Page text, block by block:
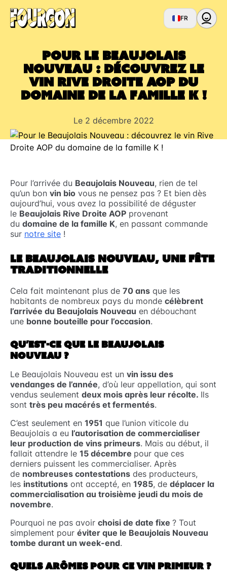
FR
Pour le Beaujolais
Nouveau : découvrez le
vin Rive Droite AOP du
domaine de la famille K !
Le 2 décembre 2022
Pour l’arrivée du Beaujolais Nouveau, rien de tel
qu’un bon vin bio vous ne pensez pas ? Et bien dès
aujourd’hui, vous avez la possibilité de déguster
le Beaujolais Rive Droite AOP provenant
du domaine de la famille K, en passant commande
sur notre site !
LE BEAUJOLAIS NOUVEAU, UNE FÊTE
TRADITIONNELLE
Cela fait maintenant plus de 70 ans que les
habitants de nombreux pays du monde célèbrent
l’arrivée du Beaujolais Nouveau en débouchant
une bonne bouteille pour l’occasion.
QU’EST-CE QUE LE BEAUJOLAIS
NOUVEAU ?
Le Beaujolais Nouveau est un vin issu des
vendanges de l’année, d’où leur appellation, qui sont
vendus seulement deux mois après leur récolte. Ils
sont très peu macérés et fermentés.
C’est seulement en 1951 que l’union viticole du
Beaujolais a eu l’autorisation de commercialiser
leur production de vins primeurs. Mais au début, il
fallait attendre le 15 décembre pour que ces
derniers puissent les commercialiser. Après
de nombreuses contestations des producteurs,
les institutions ont accepté, en 1985, de déplacer la
commercialisation au troisième jeudi du mois de
novembre.
Pourquoi ne pas avoir choisi de date fixe ? Tout
simplement pour éviter que le Beaujolais Nouveau
tombe durant un week-end.
QUELS ARÔMES POUR CE VIN PRIMEUR ?